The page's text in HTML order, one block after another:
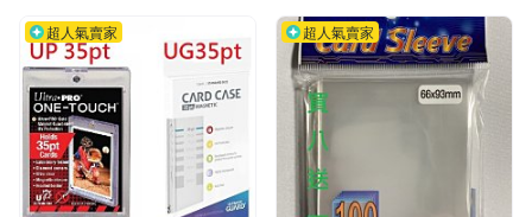
超人氣賣家 超人氣賣家